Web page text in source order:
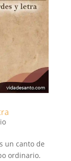
un canto de
ordinario.